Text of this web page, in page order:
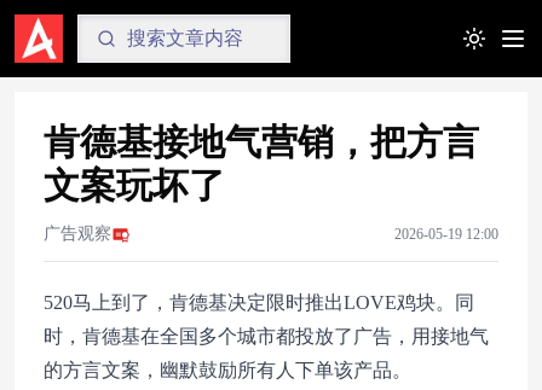
Toggle
肯德基接地气营销，把方言
文案玩坏了
广告观察 2026-05-19 12:00
520马上到了，肯德基决定限时推出LOVE鸡块。同
时，肯德基在全国多个城市都投放了广告，用接地气
的方言文案，幽默鼓励所有人下单该产品。